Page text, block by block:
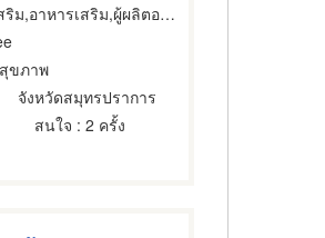
อาหารเสริม,ผู้ผลิตอาหารเสริม
ขภาพ
จังหวัดสมุทรปราการ
สนใจ : 2 ครั้ง